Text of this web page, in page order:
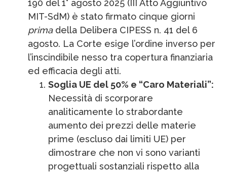
190 del 1° agosto 2025 (III Atto Aggiuntivo
MIT-SdM) è stato firmato cinque giorni
primadella Delibera CIPESS n. 41 del 6
agosto. La Corte esige l’ordine inverso per
l’inscindibile nesso tra copertura finanziaria
ed efficacia degli atti.
Soglia UE del 50% e “Caro Materiali”:
Necessità di scorporare
analiticamente lo strabordante
aumento dei prezzi delle materie
prime (escluso dai limiti UE) per
dimostrare che non vi sono varianti
progettuali sostanziali rispetto alla